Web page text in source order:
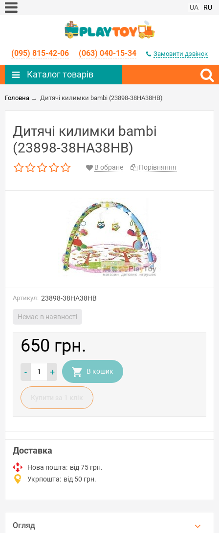
UA RU
(095) 815-42-06 (063) 040-15-34 Замовити дзвінок
Каталог товарів
Головна → Дитячі килимки bambi (23898-38HA38HB)
Дитячі килимки bambi
(23898-38HA38HB)
В обране Порівняння
Артикул: 23898-38HA38HB
Немає в наявності
650 грн.
- + В кошик
Доставка
Нова пошта: від 75 грн.
Укрпошта: від 50 грн.
Огляд